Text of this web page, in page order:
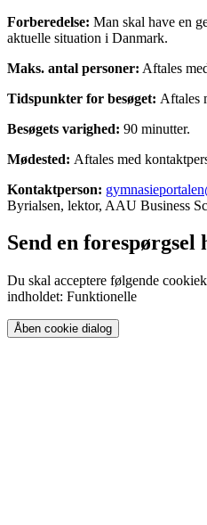
Forberedelse: Man skal have en
aktuelle situation i Danmark.
Maks. antal personer: Aftales
Tidspunkter for besøget: Aftales
Besøgets varighed: 90 minutter.
Mødested: Aftales med
Kontaktperson:
Byrialsen, lektor, AAU Business
Send en forespørgsel
Du skal acceptere følgende
indholdet: Funktionelle
Åben cookie dialog